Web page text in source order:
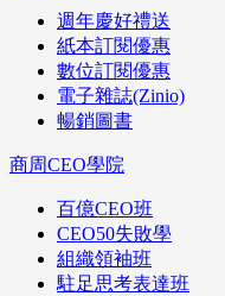
週年慶好禮送
紙本訂閱優惠
數位訂閱優惠
電子雜誌(Zinio)
暢銷圖書
商周CEO學院
百億CEO班
CEO50失敗學
組織領袖班
駐足思考表達班